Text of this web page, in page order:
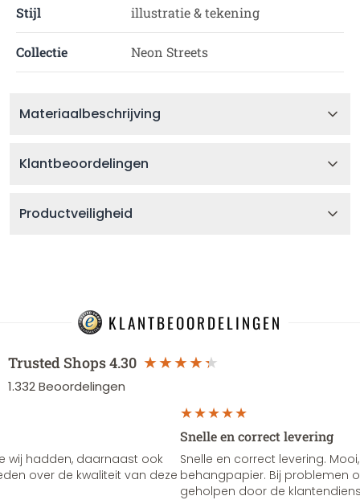
Stijl illustratie & tekening
Collectie Neon Streets
Materiaalbeschrijving
Klantbeoordelingen
Productveiligheid
KLANTBEOORDELINGEN
Trusted Shops4.30
1.332Beoordelingen
wij hadden, daarnaast ook
over de kwaliteit van deze
Snelle en correct levering
Snelle en correct levering.
behangpapier. Bij problemen
geholpen door de